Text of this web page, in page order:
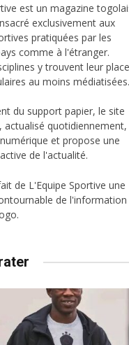
est un magazine
exclusivement aux
pratiquées par les
comme à l'étranger.
y trouvent leur
au moins médiatisées.
du support papier, le site
actualisé quotidiennement,
et propose une
de l'actualité.
de L'Equipe Sportive une
de l'information